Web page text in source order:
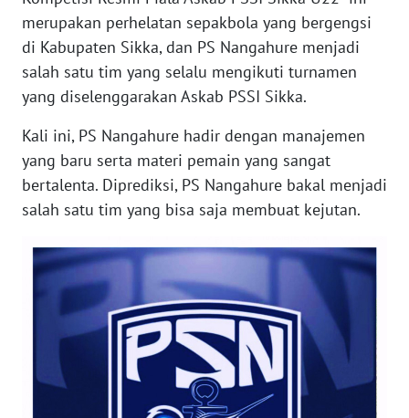
merupakan perhelatan sepakbola yang bergengsi
di Kabupaten Sikka, dan PS Nangahure menjadi
salah satu tim yang selalu mengikuti turnamen
yang diselenggarakan Askab PSSI Sikka.
Kali ini, PS Nangahure hadir dengan manajemen
yang baru serta materi pemain yang sangat
bertalenta. Diprediksi, PS Nangahure bakal menjadi
salah satu tim yang bisa saja membuat kejutan.
WN
PAPUA
PAPUA
WN
RIAU
SERAMBI
WN